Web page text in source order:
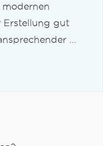
Erstellung gut
...